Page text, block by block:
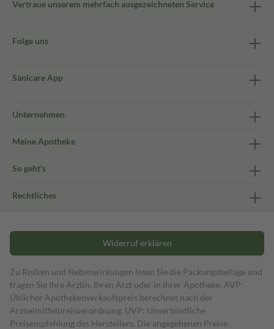
Vertraue unserem mehrfach ausgezeichneten Service
Folge uns
Sanicare App
Unternehmen
Meine Apotheke
So geht's
Rechtliches
Widerruf erklären
Zu Risiken und Nebenwirkungen lesen Sie die Packungsbeilage und
fragen Sie Ihre Ärztin, Ihren Arzt oder in Ihrer Apotheke. AVP:
Üblicher Apothekenverkaufspreis berechnet nach der
Arzneimittelpreisverordnung. UVP: Unverbindliche
Preisempfehlung des Herstellers. Die angegebenen Preise